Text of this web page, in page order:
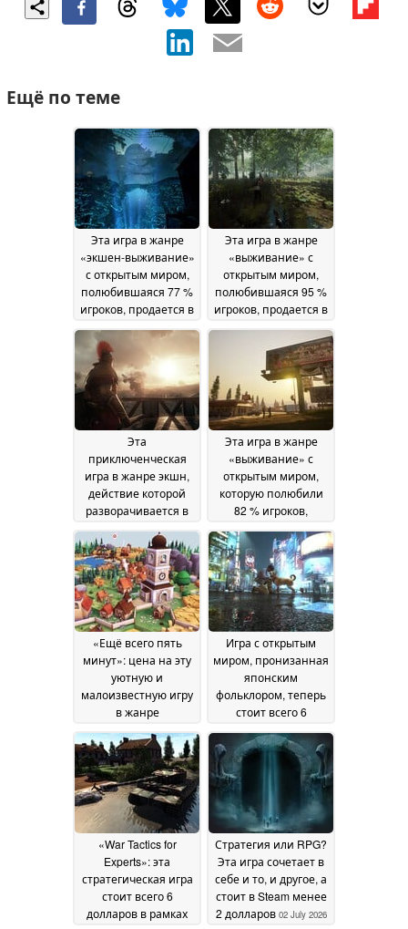
Ещё по теме
Эта игра в жанре
«экшен-выживание»
с открытым миром,
полюбившаяся 77 %
игроков, продается в
Steam со скидкой 60
%
Эта игра в жанре
«выживание» с
открытым миром,
полюбившаяся 95 %
игроков, продается в
Steam со скидкой 78
07 July 2026
Эта
приключенческая
игра в жанре экшн,
действие которой
разворачивается в
Древнем Риме и
которая
понравилась 87 %
игроков, продается в
Steam со скидкой 65
%05 July 2026
Эта игра в жанре
«выживание» с
открытым миром,
которую полюбили
82 % игроков,
продается в Steam со
скидкой 80 %03 July
2026
«Ещё всего пять
минут»: цена на эту
уютную и
малоизвестную игру
в жанре
«строительство
города» впервые
снизилась до
примерно 2
долларов в Steam03
July 2026
Игра с открытым
миром, пронизанная
японским
фольклором, теперь
стоит всего 6
долларов вместо 60
долларов03 July 2026
«War Tactics for
Experts»: эта
стратегическая игра
стоит всего 6
долларов в рамках
Стратегия или RPG?
Эта игра сочетает в
себе и то, и другое, а
стоит в Steam менее
2 долларов 02 July 2026